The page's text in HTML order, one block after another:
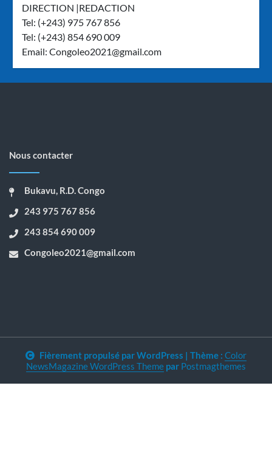
DIRECTION |REDACTION
Tel: (+243) 975 767 856
Tel: (+243) 854 690 009
Email:Congoleo2021@gmail.com
Nous contacter
Bukavu, R.D. Congo
243 975 767 856
243 854 690 009
Congoleo2021@gmail.com
Fièrement propulsé par WordPress | Thème : Color
NewsMagazine WordPress Theme par Postmagthemes